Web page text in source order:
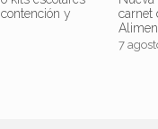
y
carnet
7